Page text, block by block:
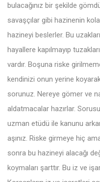
bulacağınız bir şekilde
savaşçılar gibi hazinenin
hazineyi beslerler. Bu
hayallere kapılmayıp
vardır. Boşuna riske
kendinizi onun yerine
sorunuz. Nereye gömer ve
aldatmacalar hazırlar.
uzman etüdü ile kanunu
aşınız. Riske girmeye hiç
sonra bu hazineyi alacağı
koymaları şarttır. Bu iz ve